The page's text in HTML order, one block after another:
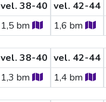
vel. 38-40
1,5 bm
vel. 42-44
1,6 bm
vel. 38-40
1,3 bm
vel. 42-44
1,4 bm